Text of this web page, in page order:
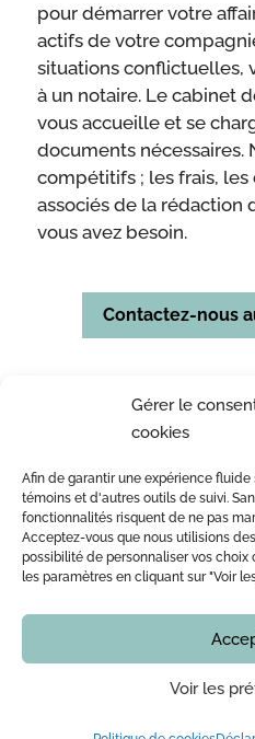
Gérer le
cookies
Afin de garantir une expérience
témoins et d'autres outils de suivi.
fonctionnalités risquent de ne pas
Acceptez-vous que nous utilisions
possibilité de personnaliser vos
les paramètres en cliquant sur "Voir
Voir les
pour démarrer votre
actifs de votre
situations conflictuelles,
à un notaire. Le cabinet
vous accueille et se
documents nécessaires.
compétitifs ; les frais, les
associés de la rédaction
vous avez besoin.
Contactez-nous
ACCUEIL
L’ÉQUIPE DE ME
ACTE NOTARIÉ /
NOUS
Tous droits réservés. En
ne doit être considéré
Vous devez vérifier avec
services offerts, les prix,